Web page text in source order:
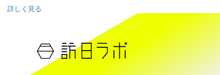
詳しく見る